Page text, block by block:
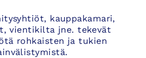
kauppakamari,
vientikilta jne. tekevät
rohkaisten ja tukien